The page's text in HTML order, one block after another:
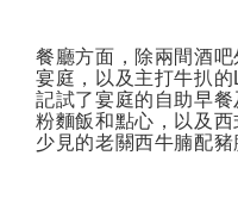
餐廳方面，除兩間酒
宴庭，以及主打牛扒的
記試了宴庭的自助早
粉麵飯和點心，以及
少見的老關西牛腩配豬